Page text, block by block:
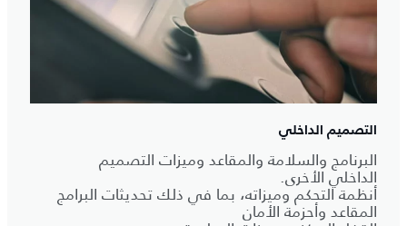
التصميم الداخلي
البرنامج والسلامة والمقاعد وميزات التصميم
الداخلي الأخرى.
أنظمة التحكم وميزاته، بما في ذلك تحديثات البرامج
المقاعد وأحزمة الأمان